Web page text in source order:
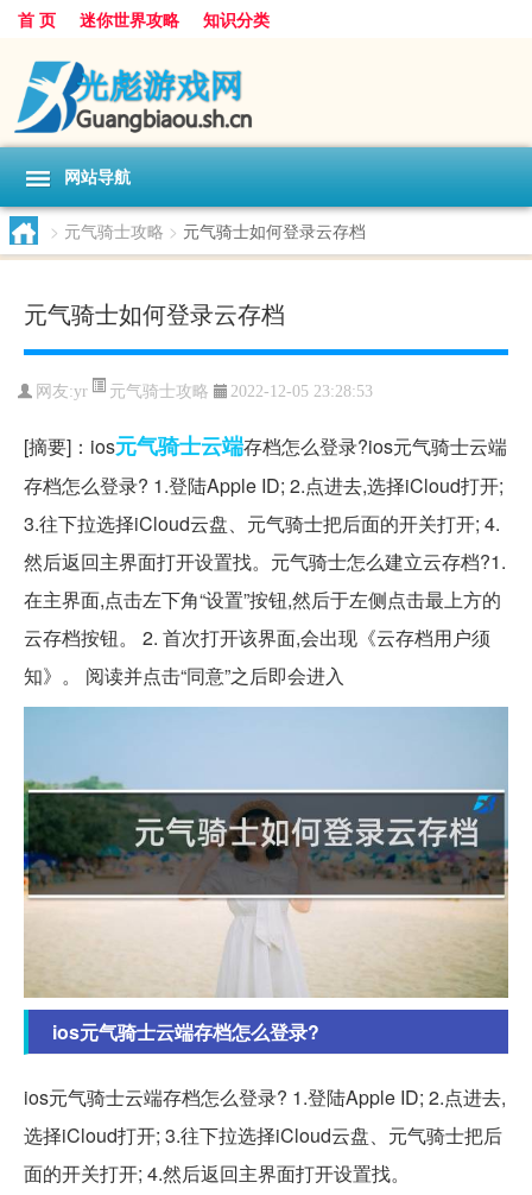
首 页 迷你世界攻略 知识分类
网站导航
> 元气骑士攻略 > 元气骑士如何登录云存档
元气骑士如何登录云存档
网友:yr 元气骑士攻略 2022-12-05 23:28:53
[摘要]：ios元气骑士云端存档怎么登录?ios元气骑士云端
存档怎么登录? 1.登陆Apple ID; 2.点进去,选择iCloud打开;
3.往下拉选择iCloud云盘、元气骑士把后面的开关打开; 4.
然后返回主界面打开设置找。元气骑士怎么建立云存档?1.
在主界面,点击左下角“设置”按钮,然后于左侧点击最上方的
云存档按钮。 2. 首次打开该界面,会出现《云存档用户须
知》。 阅读并点击“同意”之后即会进入
ios元气骑士云端存档怎么登录?
ios元气骑士云端存档怎么登录? 1.登陆Apple ID; 2.点进去,
选择iCloud打开; 3.往下拉选择iCloud云盘、元气骑士把后
面的开关打开; 4.然后返回主界面打开设置找。